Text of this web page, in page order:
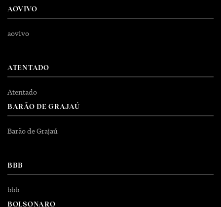
AOVIVO
aovivo
ATENTADO
Atentado
BARÃO DE GRAJAÚ
Barão de Grajaú
BBB
bbb
BOLSONARO